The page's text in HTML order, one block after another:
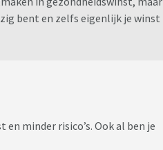
bent en zelfs eigenlijk je winst
minder risico’s. Ook al ben je